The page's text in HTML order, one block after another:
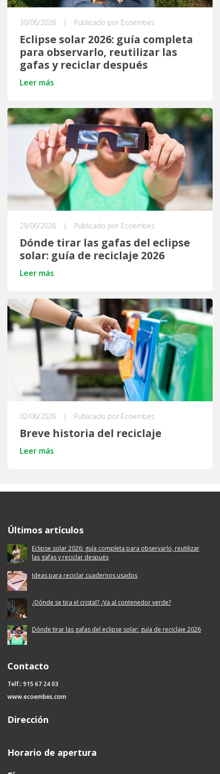
30/06/2026 | Publicado por Ecoembes
Eclipse solar 2026: guía completa
para observarlo, reutilizar las
gafas y reciclar después
Leer más
29/06/2026 | Publicado por Ecoembes
Dónde tirar las gafas del eclipse
solar: guía de reciclaje 2026
Leer más
02/06/2026 | Publicado por Ecoembes
Breve historia del reciclaje
Leer más
Últimos artículos
Eclipse solar 2026: guía completa para observarlo, reutilizar
las gafas y reciclar después
Ideas para reciclar cuadernos usados
¿Dónde se tira el cristal? ¿Va al contenedor verde?
Dónde tirar las gafas del eclipse solar: guía de reciclaje 2026
Contacto
Telf.: 915 67 24 03
www.ecoembes.com
Dirección
Horario de apertura